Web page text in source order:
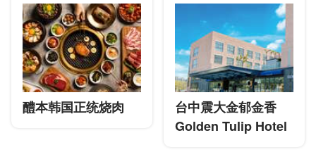
醴本韩国正统烧肉
台中震大金郁金香
Golden Tulip Hotel